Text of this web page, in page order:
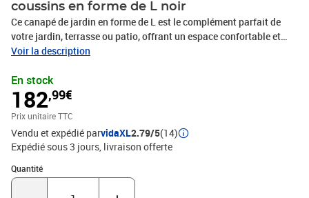
coussins en forme de L noir
Ce canapé de jardin en forme de L est le complément parfait de
votre jardin, terrasse ou patio, offrant un espace confortable et
accueillant pour discuter avec la famille et les amis ou simplement
tressée, également connue sous le nom de poly rotin, est un
matériau synthétique solide et nécessitant peu d'entretien qui
ressemble au rotin naturel. Il est léger, facile à nettoyer et
couramment utilisé pour les meubles d'extérieur en raison de sa
durabilité et de ses propriétés de résistance aux
intempéries.Expérience d'assise confortable : ce mobilier
d'extérieur, doté de coussins épais, offre une expérience d'assise
confortable.Housse amovible et lavable : ces coussins de siège
Voir la description
En stock
182,99€
Prix unitaire TTC
Vendu et expédié parvidaXL2.79/5(14)
Expédié sous 3 jours livraison offerte
Quantité
Quantité : 1